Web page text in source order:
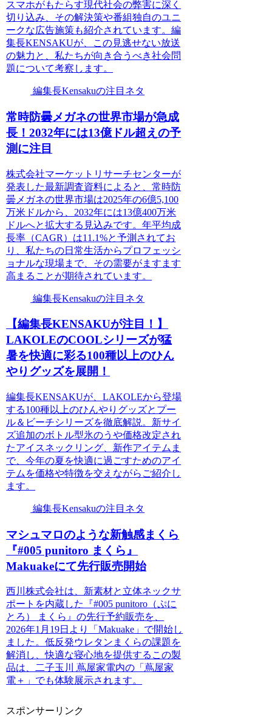
スマホがもたらす現代社会の弊害に深く
切り込み、その解決策や番組独自のユニ
ークな広告施策も紹介されています。編
集長KENSAKUが、この見逃せない放送
の魅力と、私たちが向き合うべき社会問
題について考察します。
編集長Kensakuの注目ネタ
常時防曇メガネの世界市場が急成
長！2032年には13億ドル超えの予
測に注目
株式会社マーケットリサーチセンターが
発表した最新調査資料によると、常時防
曇メガネの世界市場は2025年の6億5,100
万米ドルから、2032年には13億400万米
ドルへと拡大する見込みです。年平均成
長率（CAGR）は11.1%と予測されてお
り、私たちの日常生活からプロフェッシ
ョナルな現場まで、その需要がますます
高まることが期待されています。
編集長Kensakuの注目ネタ
【編集長KENSAKUが注目！】
LAKOLEのCOOLシリーズが猛
暑を快適に彩る100種以上のひん
やりグッズを展開！
編集長KENSAKUが、LAKOLEから登場
する100種以上のひんやりグッズとプー
ル＆ビーチシリーズを徹底解説。新サイ
ズ追加のボトル型氷のうや価格改定され
たアイスネックリング、新作アイテムま
で、今年の夏を快適に過ごすためのアイ
テムを価格や特徴を交えながらご紹介し
ます。
編集長Kensakuの注目ネタ
マシュマロのような新触感まくら
『#005 punitoro まくら』
Makuakeにて先行販売開始
西川株式会社は、新素材と立体ネックサ
ポートを内蔵した『#005 punitoro（ぷに
とろ） まくら』の先行予約販売を、
2026年1月19日より「Makuake」で開始し
ました。低反発ウレタンまくらの課題を
解消し、快適な寝心地を提供するこの製
品は、二子玉川 蔦屋家電内の「蔦屋家
電＋」でも体験展示されます。
スポンサーリンク